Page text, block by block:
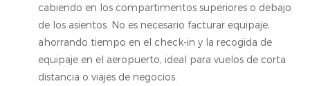
cabiendo en los compartimentos superiores o debajo
de los asientos. No es necesario facturar equipaje,
ahorrando tiempo en el check-in y la recogida de
equipaje en el aeropuerto, ideal para vuelos de corta
distancia o viajes de negocios.